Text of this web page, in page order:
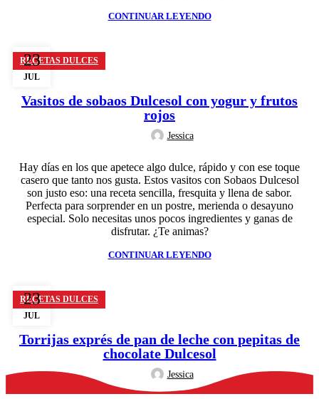
CONTINUAR LEYENDO
23
JUL
RECETAS DULCES
Vasitos de sobaos Dulcesol con yogur y frutos
rojos
Jessica
Hay días en los que apetece algo dulce, rápido y con ese toque
casero que tanto nos gusta. Estos vasitos con Sobaos Dulcesol
son justo eso: una receta sencilla, fresquita y llena de sabor.
Perfecta para sorprender en un postre, merienda o desayuno
especial. Solo necesitas unos pocos ingredientes y ganas de
disfrutar. ¿Te animas?
CONTINUAR LEYENDO
23
JUL
RECETAS DULCES
Torrijas exprés de pan de leche con pepitas de
chocolate Dulcesol
Jessica